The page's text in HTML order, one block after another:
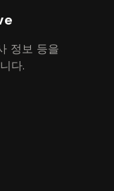
정보 등을
다.